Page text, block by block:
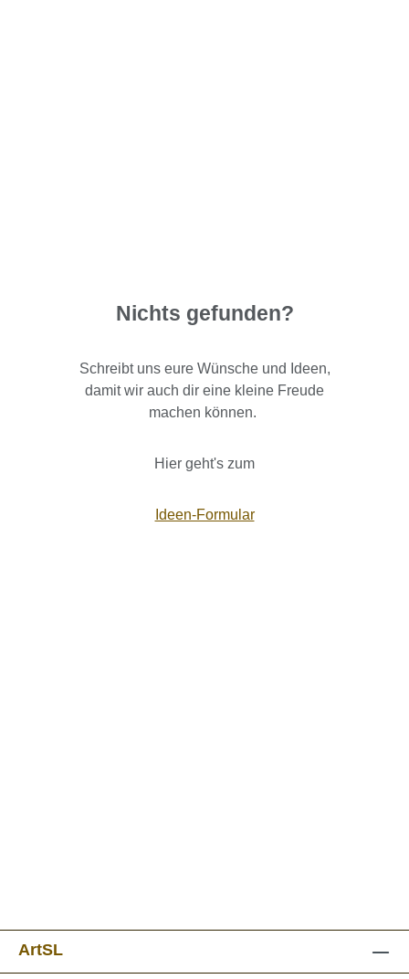
Nichts gefunden?
Schreibt uns eure Wünsche und Ideen,
damit wir auch dir eine kleine Freude
machen können.
Hier geht's zum
Ideen-Formular
ArtSL